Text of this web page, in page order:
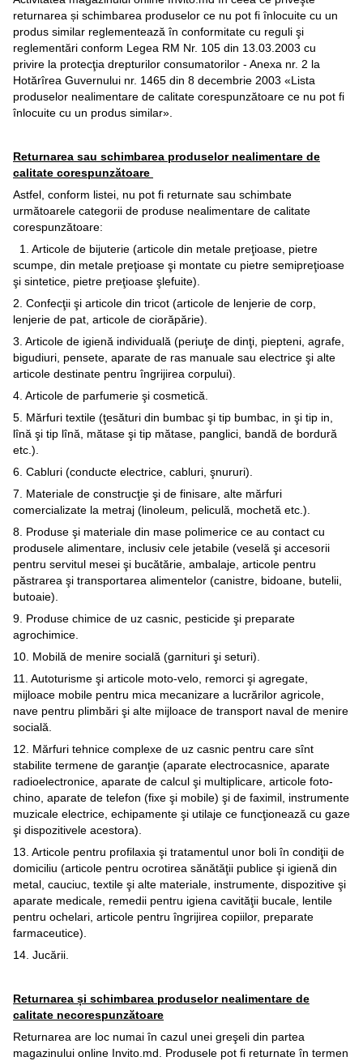
returnarea și schimbarea produselor ce nu pot fi înlocuite cu un
produs similar reglementează în conformitate cu reguli şi
reglementări conform Legea RM Nr. 105 din 13.03.2003 cu
privire la protecţia drepturilor consumatorilor - Anexa nr. 2 la
Hotărîrea Guvernului nr. 1465 din 8 decembrie 2003 «Lista
produselor nealimentare de calitate corespunzătoare ce nu pot fi
înlocuite cu un produs similar».
Returnarea sau schimbarea produselor nealimentare de
calitate corespunzătoare
Astfel, conform listei, nu pot fi returnate sau schimbate
următoarele categorii de produse nealimentare de calitate
corespunzătoare:
1. Articole de bijuterie (articole din metale preţioase, pietre
scumpe, din metale preţioase şi montate cu pietre semipreţioase
şi sintetice, pietre preţioase şlefuite).
2. Confecţii şi articole din tricot (articole de lenjerie de corp,
lenjerie de pat, articole de ciorăpărie).
3. Articole de igienă individuală (periuţe de dinţi, piepteni, agrafe,
bigudiuri, pensete, aparate de ras manuale sau electrice şi alte
articole destinate pentru îngrijirea corpului).
4. Articole de parfumerie şi cosmetică.
5. Mărfuri textile (ţesături din bumbac şi tip bumbac, in şi tip in,
lînă şi tip lînă, mătase şi tip mătase, panglici, bandă de bordură
etc.).
6. Cabluri (conducte electrice, cabluri, şnururi).
7. Materiale de construcţie şi de finisare, alte mărfuri
comercializate la metraj (linoleum, peliculă, mochetă etc.).
8. Produse şi materiale din mase polimerice ce au contact cu
produsele alimentare, inclusiv cele jetabile (veselă şi accesorii
pentru servitul mesei şi bucătărie, ambalaje, articole pentru
păstrarea şi transportarea alimentelor (canistre, bidoane, butelii,
butoaie).
9. Produse chimice de uz casnic, pesticide şi preparate
agrochimice.
10. Mobilă de menire socială (garnituri şi seturi).
11. Autoturisme şi articole moto-velo, remorci şi agregate,
mijloace mobile pentru mica mecanizare a lucrărilor agricole,
nave pentru plimbări şi alte mijloace de transport naval de menire
socială.
12. Mărfuri tehnice complexe de uz casnic pentru care sînt
stabilite termene de garanţie (aparate electrocasnice, aparate
radioelectronice, aparate de calcul şi multiplicare, articole foto-
chino, aparate de telefon (fixe şi mobile) şi de faximil, instrumente
muzicale electrice, echipamente şi utilaje ce funcţionează cu gaze
şi dispozitivele acestora).
13. Articole pentru profilaxia şi tratamentul unor boli în condiţii de
domiciliu (articole pentru ocrotirea sănătăţii publice şi igienă din
metal, cauciuc, textile şi alte materiale, instrumente, dispozitive şi
aparate medicale, remedii pentru igiena cavităţii bucale, lentile
pentru ochelari, articole pentru îngrijirea copiilor, preparate
farmaceutice).
14. Jucării.
Returnarea și schimbarea produselor nealimentare de
calitate necorespunzătoare
Returnarea are loc numai în cazul unei greşeli din partea
magazinului online Invito.md. Produsele pot fi returnate în termen